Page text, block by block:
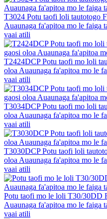
T3024 Potu taofi loli tautotogo
Auaunaga fa'apitoa mo le faiga
vaai atili
T2424DCP Potu taofi mo loli
oloa Auaunaga fa'apitoa mo le
vaai atili
T3034DCP Potu taofi mo loli
oloa Auaunaga fa'apitoa mo le
vaai atili
T3030DCP Potu taofi loli
oloa Auaunaga fa'apitoa mo le
vaai atili
Potu taofi mo le loli T30/30DD
Auaunaga fa'apitoa mo le faiga
vaai atili